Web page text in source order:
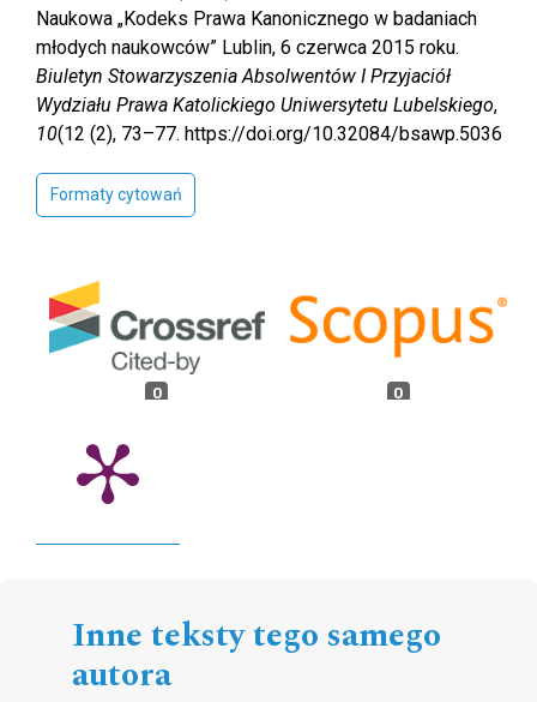
Naukowa „Kodeks Prawa Kanonicznego w badaniach
młodych naukowców” Lublin, 6 czerwca 2015 roku.
Biuletyn Stowarzyszenia Absolwentów I Przyjaciół
Wydziału Prawa Katolickiego Uniwersytetu Lubelskiego,
10(12 (2), 73–77. https://doi.org/10.32084/bsawp.5036
Formaty cytowań
0 0
Inne teksty tego samego
autora